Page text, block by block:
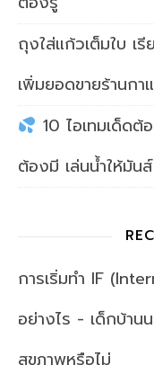
ถุงใส่แก้วเต็มใบ
เพิ่มยอดขายร้านก
10 ไอเทมเด็ด
ต้องมี เล่นน้ำให้มัน
การเริ่มทำ IF
อย่างไร - เด็กบ้าน
สุขภาพหรือไม่